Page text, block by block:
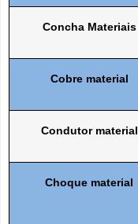
Concha Materiais
Cobre material
Condutor material
Choque material